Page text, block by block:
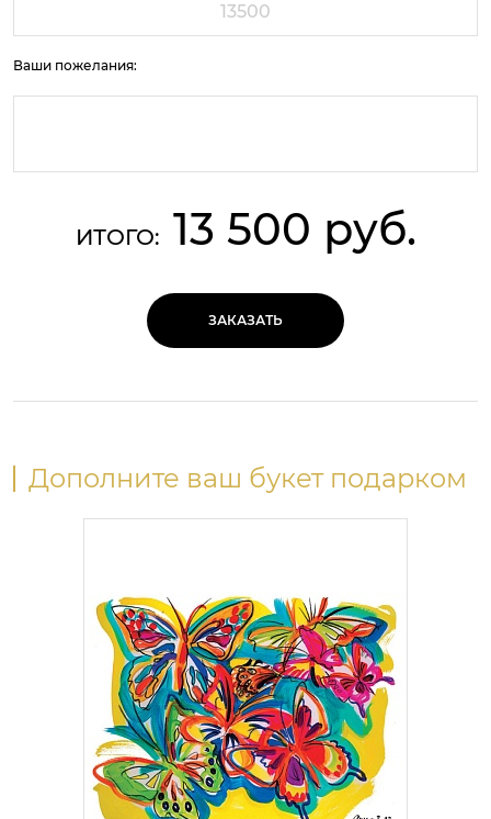
Ваши пожелания:
ИТОГО: 13 500 руб.
ЗАКАЗАТЬ
Дополните ваш букет подарком